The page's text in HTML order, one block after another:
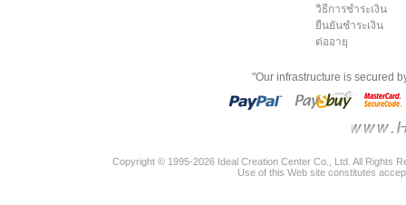
วิธีการชำระเงิน
ยืนยันชำระเงิน
ต่ออายุ
"Our infrastructure is secured
Copyright © 1995-2026 Ideal Creation Center Co., Ltd. All Rights
Use of this Web site constitutes